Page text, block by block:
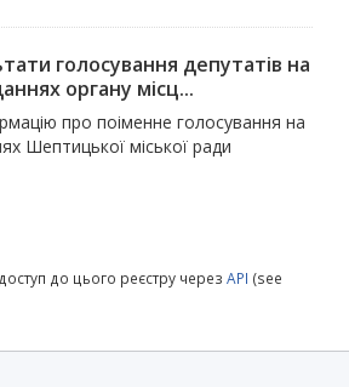
голосування депутатів на
органу місц...
про поіменне голосування на
Шептицької міської ради
до цього реєстру через API (see